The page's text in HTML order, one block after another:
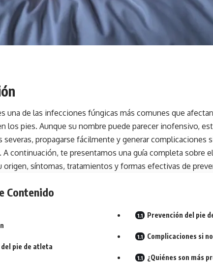
una de las infecciones fúngicas más comunes que
los pies. Aunque su nombre puede parecer inofensivo,
severas, propagarse fácilmente y generar complicaciones
A continuación, te presentamos una guía completa sobre
origen, síntomas, tratamientos y formas efectivas de
Contenido
del pie de atleta
Prevención del pie
Complicaciones si
¿Quiénes son más